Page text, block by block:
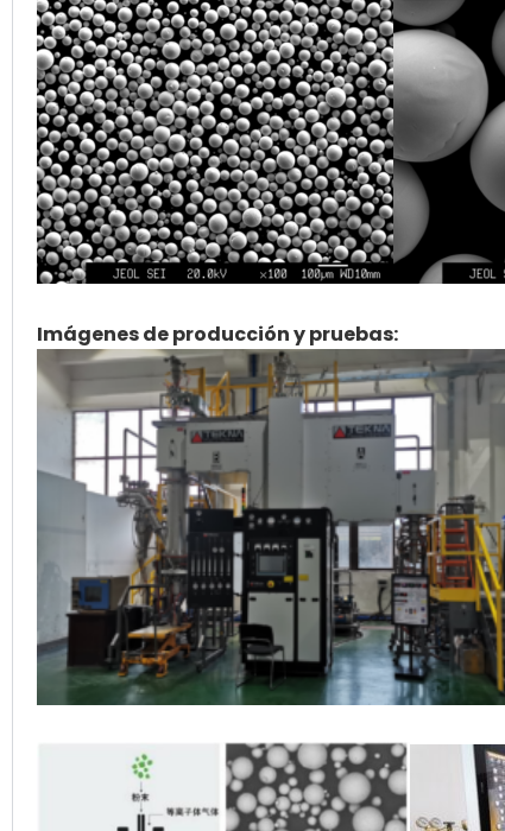
Imágenes de producción y pruebas: